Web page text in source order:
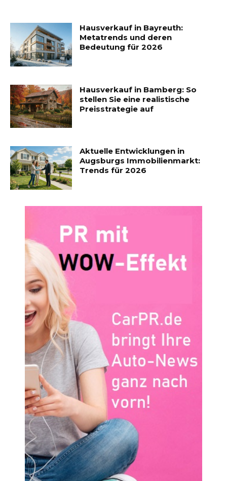
Hausverkauf in Bayreuth:
Metatrends und deren
Bedeutung für 2026
Hausverkauf in Bamberg: So
stellen Sie eine realistische
Preisstrategie auf
Aktuelle Entwicklungen in
Augsburgs Immobilienmarkt:
Trends für 2026